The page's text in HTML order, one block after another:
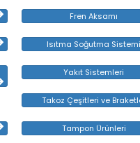
Fren Aksamı
Isıtma Soğutma
Yakıt Sistemleri
Takoz Çeşitleri ve
Tampon Ürünleri